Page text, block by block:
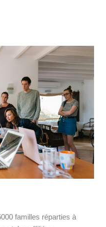
familles réparties à